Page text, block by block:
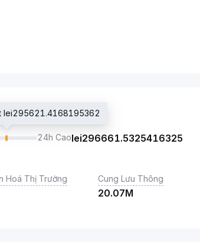
lei295621.4168195362
24h Caolei296661.5325416325
Hoá Thị Trường Cung Lưu Thông
20.07M